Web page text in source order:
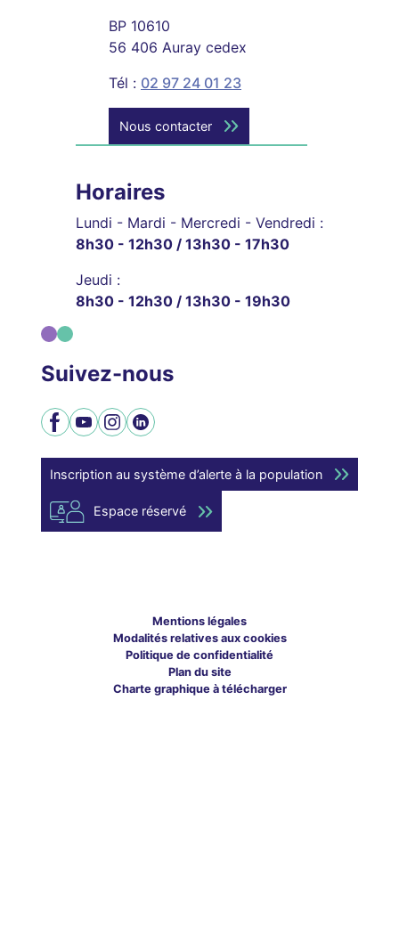
BP 10610
56 406 Auray cedex
Tél : 02 97 24 01 23
Nous contacter
Horaires
Lundi - Mardi - Mercredi - Vendredi :
8h30 - 12h30 / 13h30 - 17h30
Jeudi :
8h30 - 12h30 / 13h30 - 19h30
Suivez-nous
Facebook
YouTubeInstagram
LinkedIn
Inscription au système d’alerte à la population
Espace réservé
Mentions légales
Modalités relatives aux cookies
Politique de confidentialité
Plan du site
Charte graphique à télécharger